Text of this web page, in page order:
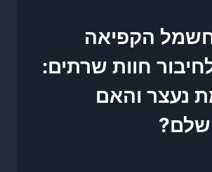
הקפיאה
חוות שרתים:
נעצר והאם